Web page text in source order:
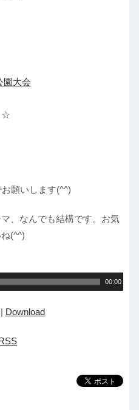
園大会
☆
お願いします(^^)
、なんでも結構です。お気
(^^)
00:00
| Download